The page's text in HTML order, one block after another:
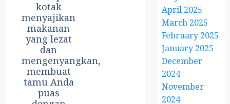
kotak
menyajikan
makanan
yang lezat
dan
mengenyangkan,
membuat
tamu Anda
puas
April 2025
March 2025
February 2025
January 2025
December
2024
November
2024